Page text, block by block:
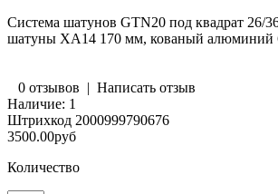
Система шатунов GTN20 под квадрат 26/
шатуны XA14 170 мм, кованый алюминий
0 отзывов | Написать отзыв
Наличие: 1
Штрихкод 2000999790676
3500.00руб
Количество